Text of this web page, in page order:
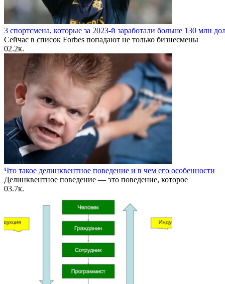
3 спортсмена, которые за 2023-й заработали больше 130 млн
Сейчас в список Forbes попадают не только бизнесмены
02.2к.
Что такое делинквентное поведение и в чем его особенности
Делинквентное поведение — это поведение, которое
03.7к.